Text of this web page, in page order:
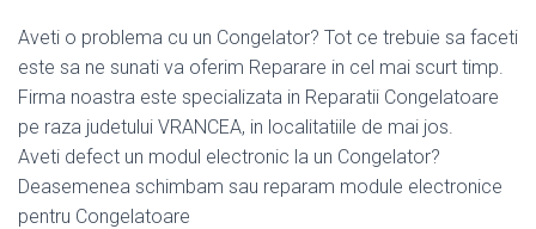
Aveti o problema cu un Congelator? Tot ce trebuie sa faceti
este sa ne sunati va oferim Reparare in cel mai scurt timp.
Firma noastra este specializata in Reparatii Congelatoare
pe raza judetului VRANCEA, in localitatiile de mai jos.
Aveti defect un modul electronic la un Congelator?
Deasemenea schimbam sau reparam module electronice
pentru Congelatoare